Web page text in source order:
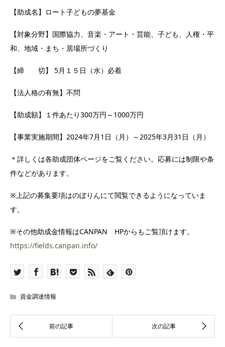
【助成名】ロート子どもの夢基金
【対象分野】国際協力、音楽・アート・芸能、子ども、人権・平
和、地域・まち・居場所づくり
【締 切】 5月１５日（水）必着
【法人格の有無】不問
【助成額】１件あたり300万円～1000万円
【事業実施期間】2024年7月1日（月）～2025年3月31日（月）
＊詳しくは各助成団体ページをご覧ください。応募には制限や条
件などがあります。
※上記の募集要項はのぼりんにて閲覧できるようになっていま
す。
※その他助成金情報はCANPAN HPからもご覧頂けます。
https://fields.canpan.info/
資金調達情報